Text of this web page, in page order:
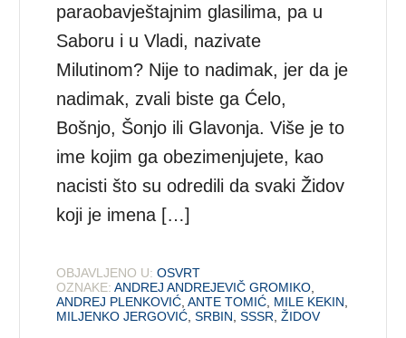
paraobavještajnim glasilima, pa u
Saboru i u Vladi, nazivate
Milutinom? Nije to nadimak, jer da je
nadimak, zvali biste ga Ćelo,
Bošnjo, Šonjo ili Glavonja. Više je to
ime kojim ga obezimenjujete, kao
nacisti što su odredili da svaki Židov
koji je imena […]
OBJAVLJENO U: OSVRT
OZNAKE: ANDREJ ANDREJEVIČ GROMIKO
ANDREJ PLENKOVIĆ ,ANTE TOMIĆ MILE KEKIN
MILJENKO JERGOVIĆ ,SRBIN ,SSSR ,ŽIDOV